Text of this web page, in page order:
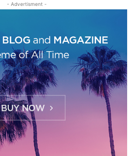
- Advertisment -